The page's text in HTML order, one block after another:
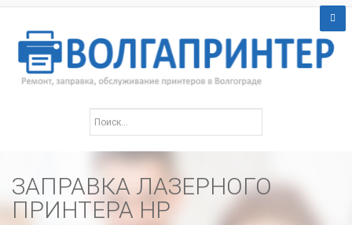
ЗАПРАВКА ЛАЗЕРНОГО
ПРИНТЕРА HP